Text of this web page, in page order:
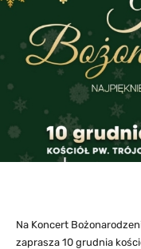
Na Koncert
zaprasza 10 grudnia